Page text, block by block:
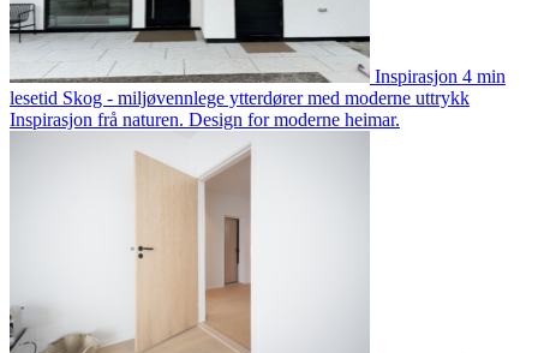
Inspirasjon 4 min
lesetid Skog - miljøvennlege ytterdører med moderne uttrykk
Inspirasjon frå naturen. Design for moderne heimar.